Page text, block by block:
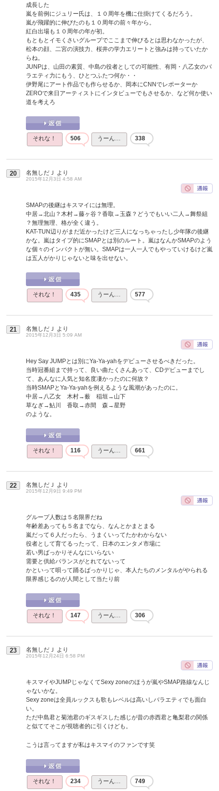
成長した
嵐を前例にジュリー氏は、１０周年を機に仕掛けてくるだろう。
嵐が飛躍的に伸びたのも１０周年の前々年から。
紅白出場も１０周年の年が初。
もともとイモくさいグループでここまで伸びるとは思わなかったが、
松本の顔、二宮の演技力、桜井の学力エリートと強みは持っていたか
らね。
JUNPは、山田の素質、中島の役者としての可能性、有岡・八乙女のバ
ラエティ力にもう、ひとつふたつ何か・・
伊野尾にアート作品でも作らせるか、岡本にCNNでレポーターか
ZEROで来日アーティストにインタビューでもさせるか、など何か使い
道を考えろ
それな！ 506 うーん… 338
20 名無しだＪ より
2015年12月3日 4:58 AM
SMAPの後継はキスマイには無理。
中居→北山？木村→藤ヶ谷？香取→玉森？どうでもいい二人→舞祭組
？無理無理、格が全く違う。
KAT-TUN辺りがまだ近かったけど三人になっちゃったし少年隊の後継
かな。嵐はタイプ的にSMAPとは別のルート。嵐はなんかSMAPのよう
な個々のインパクトが無い。SMAPは一人一人でもやっていけるけど嵐
は五人がかりじゃないと味を出せない。
それな！ 435 うーん… 577
21 名無しだＪ より
2015年12月3日 5:09 AM
Hey Say JUMPとは別にYa-Ya-yahをデビューさせるべきだった。
当時冠番組まで持って、良い曲たくさんあって、CDデビューまでし
て、あんなに人気と知名度凄かったのに何故？
当時SMAPとYa-Ya-yahを例えるような風潮があったのに。
中居→八乙女 木村→薮 稲垣→山下
草なぎ→鮎川 香取→赤間 森→星野
のような。
それな！ 116 うーん… 661
22 名無しだＪ より
2015年12月9日 9:49 PM
グループ人数は５名限界だね
年齢差あっても５名までなら、なんとかまとまる
嵐だって６人だったら、うまくいってたかわからない
役者として育てるったって、日本のエンタメ市場に
若い男ばっかりそんなにいらない
需要と供給バランスがとれてないって
かといって唄って踊るばっかりじゃ、本人たちのメンタルがやられる
限界感じるのが人間として当たり前
それな！ 147 うーん… 306
23 名無しだＪ より
2015年12月24日 6:58 PM
キスマイやJUMPじゃなくてSexy zoneのほうが嵐やSMAP路線なんじ
ゃないかな。
Sexy zoneは全員ルックスも歌もレベルは高いしバラエティでも面白
い。
ただ中島君と菊池君のギスギスした感じが昔の赤西君と亀梨君の関係
と似ててそこが視聴者的に引くけども。
こうは言ってますが私はキスマイのファンです笑
それな！ 234 うーん… 749